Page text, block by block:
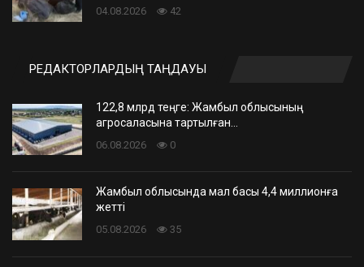
04.08.2026 42
РЕДАКТОРЛАРДЫҢ ТАҢДАУЫ
122,8 млрд теңге: Жамбыл облысының
агросаласына тартылған…
06.08.2026 0
Жамбыл облысында мал басы 4,4 миллионға
жетті
05.08.2026 35